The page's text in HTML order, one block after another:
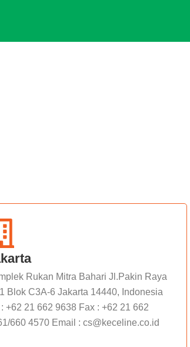
Rukan Mitra Bahari Jl.Pakin Raya
Blok C3A-6 Jakarta 14440, Indonesia
: +62 21 662 9638 Fax : +62 21 662
660 4570 Email : cs@keceline.co.id